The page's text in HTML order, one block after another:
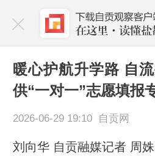
暖心护航升学路 自
供“一对一”志愿填报
2026-06-29 19:10 自贡网
刘向华 自贡融媒记者 周